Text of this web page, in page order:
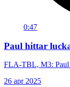
0:47
Paul hittar
FLA-TBL, M3: Paul
26 apr 2025